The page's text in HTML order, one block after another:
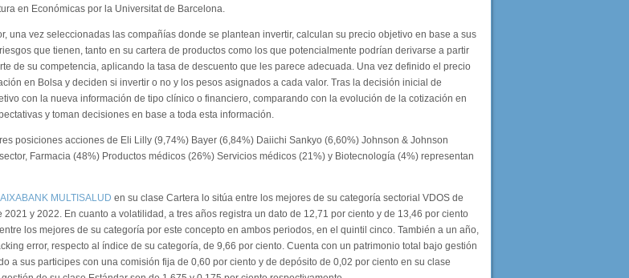
en Económicas por la Universitat de Barcelona.
una vez seleccionadas las compañías donde se plantean invertir, calculan su precio objetivo en base a sus
que tienen, tanto en su cartera de productos como los que potencialmente podrían derivarse a partir
de su competencia, aplicando la tasa de descuento que les parece adecuada. Una vez definido el precio
en Bolsa y deciden si invertir o no y los pesos asignados a cada valor. Tras la decisión inicial de
con la nueva información de tipo clínico o financiero, comparando con la evolución de la cotización en
y toman decisiones en base a toda esta información.
posiciones acciones de Eli Lilly (9,74%) Bayer (6,84%) Daiichi Sankyo (6,60%) Johnson & Johnson
Farmacia (48%) Productos médicos (26%) Servicios médicos (21%) y Biotecnología (4%) representan
MULTISALUD en su clase Cartera lo sitúa entre los mejores de su categoría sectorial VDOS de
y 2022. En cuanto a volatilidad, a tres años registra un dato de 12,71 por ciento y de 13,46 por ciento
los mejores de su categoría por este concepto en ambos periodos, en el quintil cinco. También a un año,
error, respecto al índice de su categoría, de 9,66 por ciento. Cuenta con un patrimonio total bajo gestión
a sus participes con una comisión fija de 0,60 por ciento y de depósito de 0,02 por ciento en su clase